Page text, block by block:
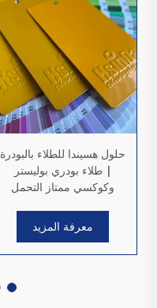
حلول هسيندا للطلاء بالبودرة
| طلاء بودري بوليستر
وكوكسي ممتاز التحمل
والسيارات والأثاث والصناعية
في أمريكا اللاتينية
معرفة المزيد